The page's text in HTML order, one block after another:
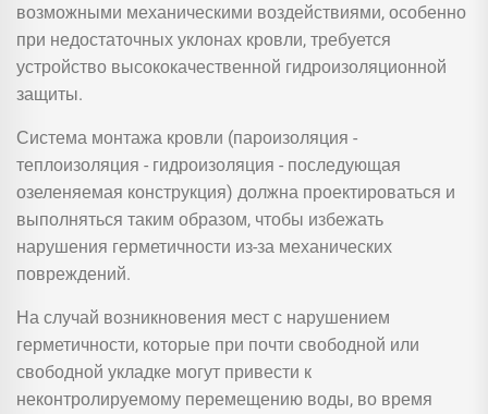
возможными механическими воздействиями, особенно
при недостаточных уклонах кровли, требуется
устройство высококачественной гидроизоляционной
защиты.
Система монтажа кровли (пароизоляция -
теплоизоляция - гидроизоляция - последующая
озеленяемая конструкция) должна проектироваться и
выполняться таким образом, чтобы избежать
нарушения герметичности из-за механических
повреждений.
На случай возникновения мест с нарушением
герметичности, которые при почти свободной или
свободной укладке могут привести к
неконтролируемому перемещению воды, во время